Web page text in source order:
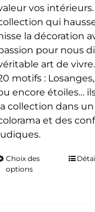
vos
qui
la décoration
pour nous
art de
motifs :
encore étoiles…
collection dans
et des
Choix des
options
Ce